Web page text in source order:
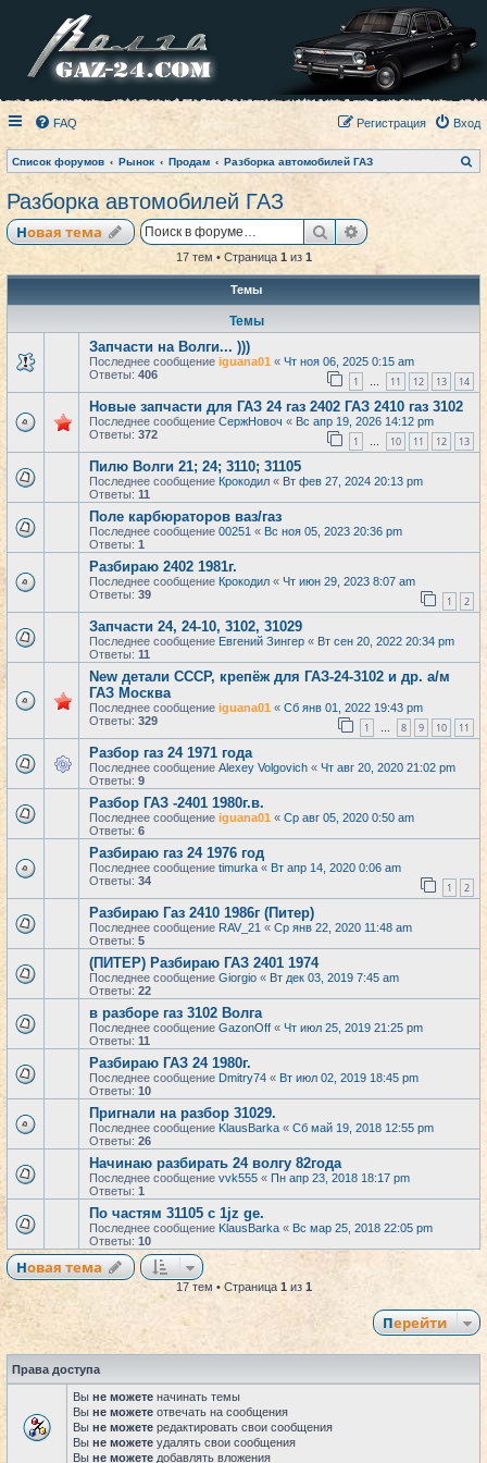
FAQ Вход
Регистрация
Список форумов Рынок Продам Разборка автомобилей ГАЗ
о
Разборка автомобилей ГАЗ
Новая тема ПоискРасширенный
17 тем • Страница 1из 1
Темы
Темы
Запчасти на Волги... )))
Последнее сообщение iguana01 « Чт ноя 06, 2025 0:15 am
Ответы: 406 1 … 11 12 13 14
Новые запчасти для ГАЗ 24 газ 2402 ГАЗ 2410 газ 3102
Последнее сообщение СержНовоч « Вс апр 19, 2026 14:12 pm
Ответы: 372 1 … 10 11 12 13
Пилю Волги 21; 24; 3110; 31105
Последнее сообщение Крокодил « Вт фев 27, 2024 20:13 pm
Ответы: 11
Поле карбюраторов ваз/газ
Последнее сообщение 00251 « Вс ноя 05, 2023 20:36 pm
Ответы: 1
Разбираю 2402 1981г.
Последнее сообщение Крокодил « Чт июн 29, 2023 8:07 am
Ответы: 39 1 2
Запчасти 24, 24-10, 3102, 31029
Последнее сообщение Евгений Зингер « Вт сен 20, 2022 20:34 pm
Ответы: 11
New детали СССР, крепёж для ГАЗ-24-3102 и др. а/м
ГАЗ Москва
Последнее сообщение iguana01 « Сб янв 01, 2022 19:43 pm
Ответы: 329 1 … 8 9 10 11
Разбор газ 24 1971 года
Последнее сообщение Alexey Volgovich « Чт авг 20, 2020 21:02 pm
Ответы: 9
Разбор ГАЗ -2401 1980г.в.
Последнее сообщение iguana01 « Ср авг 05, 2020 0:50 am
Ответы: 6
Разбираю газ 24 1976 год
Последнее сообщение timurka « Вт апр 14, 2020 0:06 am
Ответы: 34 1 2
Разбираю Газ 2410 1986г (Питер)
Последнее сообщение RAV_21 « Ср янв 22, 2020 11:48 am
Ответы: 5
(ПИТЕР) Разбираю ГАЗ 2401 1974
Последнее сообщение Giorgio « Вт дек 03, 2019 7:45 am
Ответы: 22
в разборе газ 3102 Волга
Последнее сообщение GazonOff « Чт июл 25, 2019 21:25 pm
Ответы: 11
Разбираю ГАЗ 24 1980г.
Последнее сообщение Dmitry74 « Вт июл 02, 2019 18:45 pm
Ответы: 10
Пригнали на разбор 31029.
Последнее сообщение KlausBarka « Сб май 19, 2018 12:55 pm
Ответы: 26
Начинаю разбирать 24 волгу 82года
Последнее сообщение vvk555 « Пн апр 23, 2018 18:17 pm
Ответы: 1
По частям 31105 с 1jz ge.
Последнее сообщение KlausBarka « Вс мар 25, 2018 22:05 pm
Ответы: 10
Новая тема
17 тем • Страница 1из 1
Перейти
Права доступа
Вы не можете начинать темы
Вы не можете отвечать на сообщения
Вы не можете редактировать свои сообщения
Вы не можете удалять свои сообщения
Вы не можете добавлять вложения